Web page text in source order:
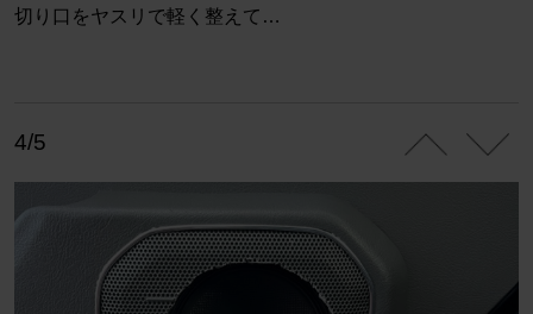
切り口をヤスリで軽く整えて…
4/5